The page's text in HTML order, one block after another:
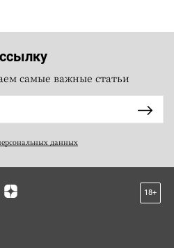
самые важные статьи
данных
18+